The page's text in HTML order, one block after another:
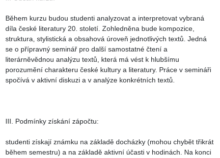
Během kurzu budou studenti analyzovat a interpretovat vybraná
díla české literatury 20. století. Zohledněna bude kompozice,
struktura, stylistická a obsahová úroveň jednotlivých textů. Jedná
se o přípravný seminář pro další samostatné čtení a
literárněvědnou analýzu textů, která má vést k hlubšímu
porozumění charakteru české kultury a literatury. Práce v semináři
spočívá v aktivní diskuzi a v analýze konkrétních textů.
III. Podmínky získání zápočtu:
studenti získají známku na základě docházky (mohou chybět třikrát
během semestru) a na základě aktivní účasti v hodinách. Na konci